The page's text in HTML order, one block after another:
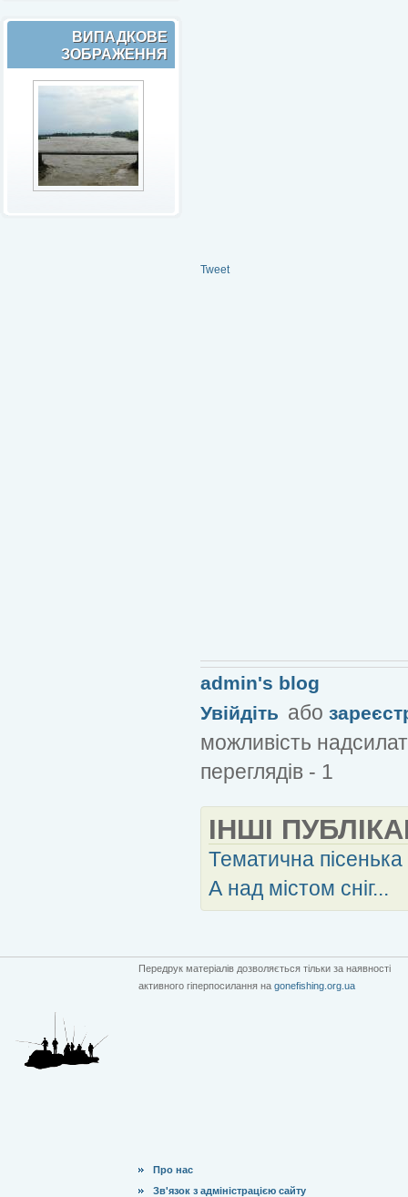
ВИПАДКОВЕ
ЗОБРАЖЕННЯ
Tweet
admin's blog
Увійдіть або
можливість
переглядів - 1
ІНШІ
Тематична пісенька
А над містом сніг...
Передрук матеріалів дозволяється тільки за наявності
активного гіперпосилання на gonefishing.org.ua
Про нас
Зв'язок з адміністрацією сайту